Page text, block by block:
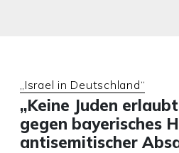
„Israel in Deutschland“
„Keine Juden
gegen bayerisches
antisemitischer